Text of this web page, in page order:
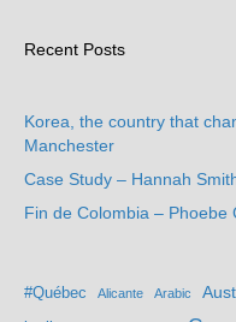
Recent Posts
Korea, the country that
Manchester
Case Study – Hannah
Fin de Colombia – Phoebe
#Québec Alicante Arabic